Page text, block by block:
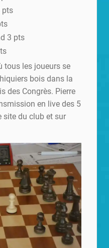
pts
3 pts
tous les joueurs se
bois dans la
des Congrès. Pierre
en live des 5
site du club et sur